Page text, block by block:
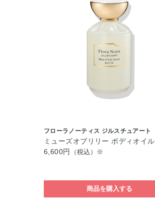
フローラノーティス ジルスチュアート
ミューズオブリリー ボディオイル
6,600円
（税込）※
商品を購入する